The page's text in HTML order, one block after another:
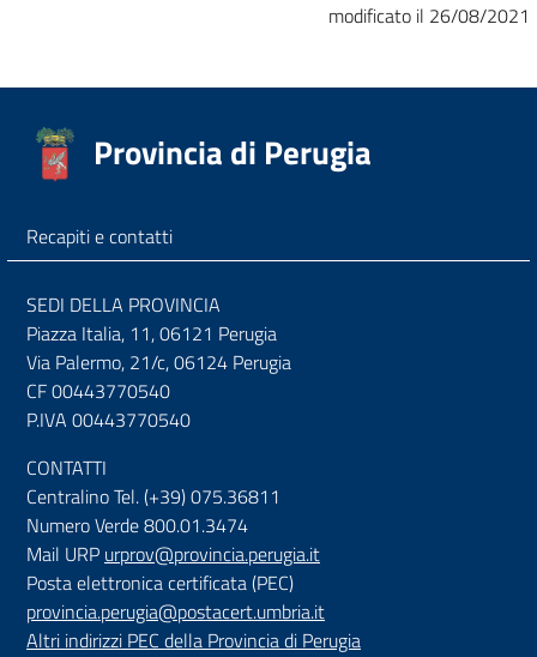
modificato il 26/08/2021
Provincia di Perugia
Recapiti e contatti
SEDI DELLA PROVINCIA
Piazza Italia, 11, 06121 Perugia
Via Palermo, 21/c, 06124 Perugia
CF 00443770540
P.IVA 00443770540
CONTATTI
Centralino Tel. (+39) 075.36811
Numero Verde 800.01.3474
Mail URP urprov@provincia.perugia.it
Posta elettronica certificata (PEC)
provincia.perugia@postacert.umbria.it
Altri indirizzi PEC della Provincia di Perugia